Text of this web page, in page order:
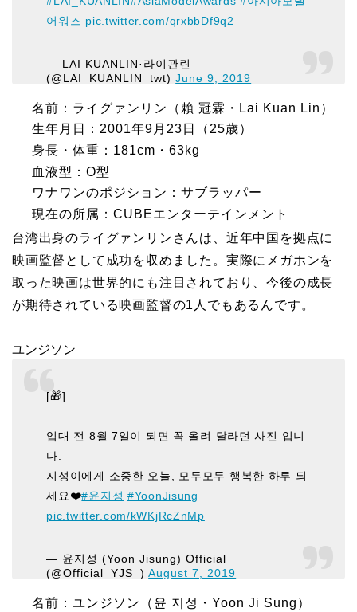
어워즈 pic.twitter.com/qrxbbDf9q2
— LAI KUANLIN·라이관린
(@LAI_KUANLIN_twt)June 9, 2019
名前：ライグァンリン（賴 冠霖・Lai Kuan Lin）
生年月日：2001年9月23日（25歳）
身長・体重：181cm・63kg
血液型：O型
ワナワンのポジション：サブラッパー
現在の所属：CUBEエンターテインメント
台湾出身のライグァンリンさんは、近年中国を拠点に
映画監督として成功を収めました。実際にメガホンを
取った映画は世界的にも注目されており、今後の成長
が期待されている映画監督の1人でもあるんです。
ユンジソン
[🎁]
입대 전 8월 7일이 되면 꼭 올려 달라던 사진 입니
다.
지성이에게 소중한 오늘, 모두모두 행복한 하루 되
세요❤️#윤지성 #YoonJisung
pic.twitter.com/kWKjRcZnMp
— 윤지성 (Yoon Jisung) Official
(@Official_YJS_)August 7, 2019
名前：ユンジソン（윤 지성・Yoon Ji Sung）